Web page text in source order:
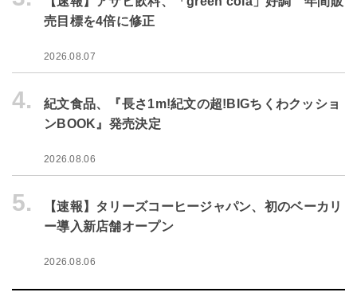
売目標を4倍に修正
2026.08.07
4.
紀文食品、『長さ1m!紀文の超!BIGちくわクッショ
ンBOOK』発売決定
2026.08.06
5.
【速報】タリーズコーヒージャパン、初のベーカリ
ー導入新店舗オープン
2026.08.06